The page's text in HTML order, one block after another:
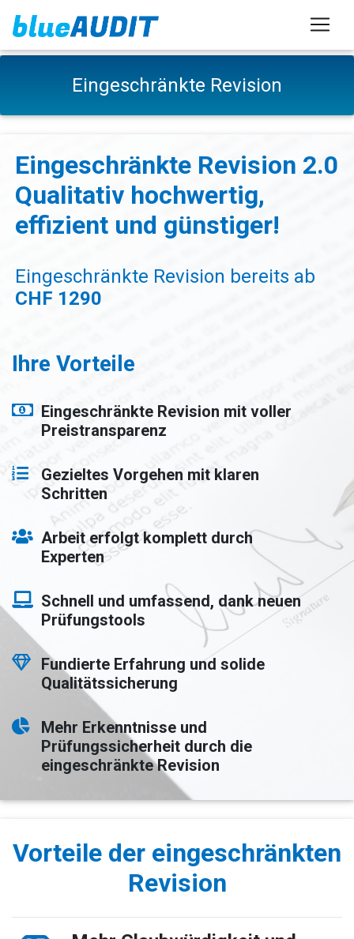
Eingeschränkte Revision
Eingeschränkte Revision 2.0
Qualitativ hochwertig,
effizient und günstiger!
Eingeschränkte Revision bereits ab
CHF 1290
Ihre Vorteile
Eingeschränkte Revision mit voller
Preistransparenz
Gezieltes Vorgehen mit klaren
Schritten
Arbeit erfolgt komplett durch
Experten
Schnell und umfassend, dank neuen
Prüfungstools
Fundierte Erfahrung und solide
Qualitätssicherung
Mehr Erkenntnisse und
Prüfungssicherheit durch die
eingeschränkte Revision
Vorteile der eingeschränkten
Revision